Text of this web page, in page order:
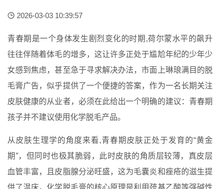
2026-03-03 10:39:57
青春期是一个身体发生剧烈变化的时期,荷尔蒙水平的飙升
往往伴随着体毛的增多，这让许多正处于尴尬年纪的少年少
女感到焦虑，甚至急于寻求解决办法，市面上琳琅满目的脱
毛膏广告，似乎提供了一个便捷的答案，作为一名长期关注
皮肤健康的从业者，必须在此给出一个明确的建议：青春期
孩子并不建议使用化学脱毛产品。
从皮肤生理学的角度来看,青春期皮肤正处于发育的“黄金
期”，但同时也极其脆弱，此时皮肤的角质层较薄，真皮层
血管丰富，且皮脂腺分泌旺盛，这为毛囊炎和痤疮的滋生提
供了温床，化学脱毛膏的核心原理是利用巯基乙酸等强碱性